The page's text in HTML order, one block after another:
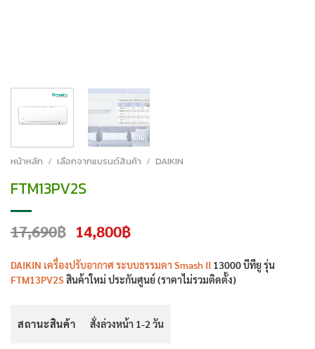
หน้าหลัก / เลือกจากแบรนด์สินค้า / DAIKIN
FTM13PV2S
17,690฿ Original
price
was:
17,690฿.
14,800฿Current
is:
14,800฿.
DAIKIN เครื่องปรับอากาศ ระบบธรรมดา Smash II 13000 บีทียู รุ่น
FTM13PV2Sสินค้าใหม่ ประกันศูนย์ (ราคาไม่รวมติดตั้ง)
สถานะสินค้า สั่งล่วงหน้า 1-2 วัน